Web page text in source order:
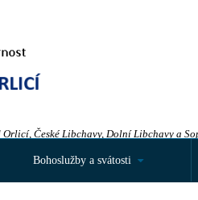
České Libchavy, Dolní Libchavy a
Bohoslužby a svátosti